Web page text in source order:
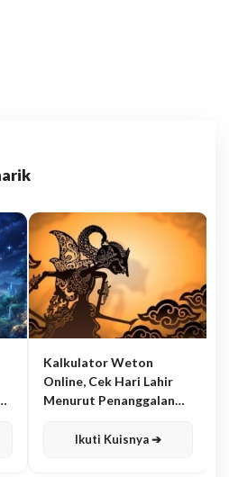
Kalkulator Weton
Online, Cek Hari Lahir
Menurut Penanggalan
Ikuti Kuisnya ➔